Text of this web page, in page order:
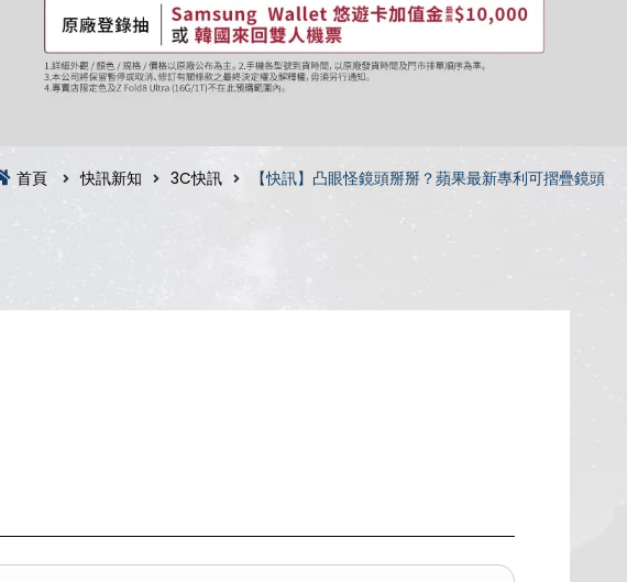
首頁 快訊新知 3C快訊 【快訊】凸眼怪鏡頭掰掰？蘋果最新專利可摺疊鏡頭